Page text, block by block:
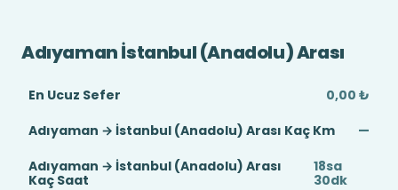
Adıyaman İstanbul (Anadolu) Arası
En Ucuz Sefer
0,00 ₺
Adıyaman → İstanbul (Anadolu) Arası Kaç Km
—
Adıyaman → İstanbul (Anadolu) Arası
Kaç Saat
18sa
30dk